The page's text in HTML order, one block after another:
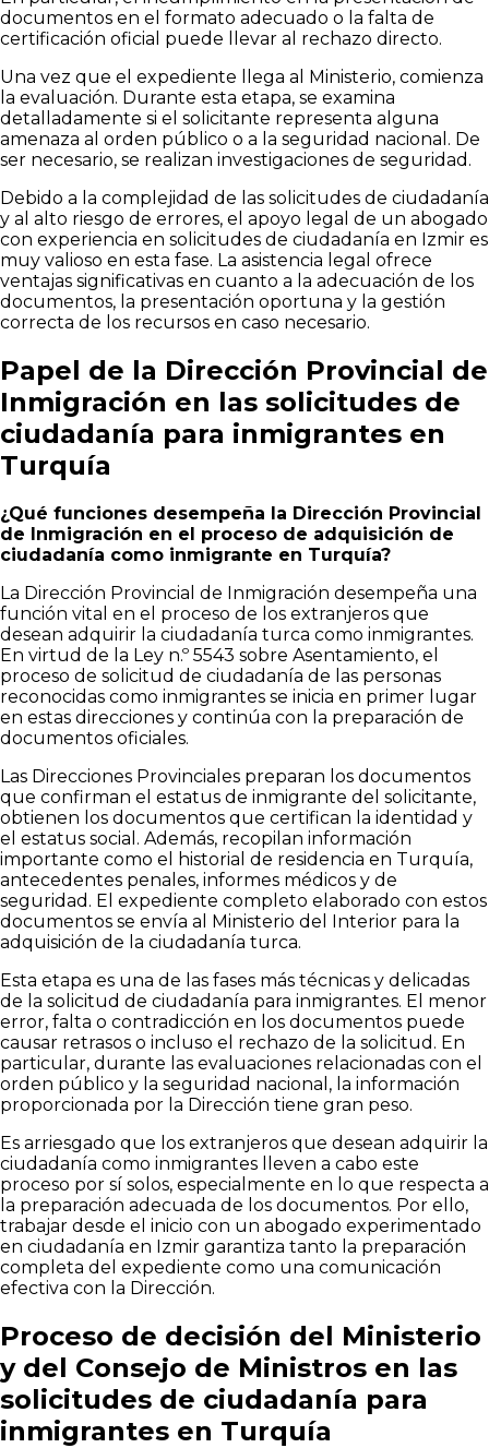
documentos en el formato adecuado o la falta de
certificación oficial puede llevar al rechazo directo.
Una vez que el expediente llega al Ministerio, comienza
la evaluación. Durante esta etapa, se examina
detalladamente si el solicitante representa alguna
amenaza al orden público o a la seguridad nacional. De
ser necesario, se realizan investigaciones de seguridad.
Debido a la complejidad de las solicitudes de ciudadanía
y al alto riesgo de errores, el apoyo legal de un abogado
con experiencia en solicitudes de ciudadanía en Izmir es
muy valioso en esta fase. La asistencia legal ofrece
ventajas significativas en cuanto a la adecuación de los
documentos, la presentación oportuna y la gestión
correcta de los recursos en caso necesario.
Papel de la Dirección Provincial de
Inmigración en las solicitudes de
ciudadanía para inmigrantes en
Turquía
¿Qué funciones desempeña la Dirección Provincial
de Inmigración en el proceso de adquisición de
ciudadanía como inmigrante en Turquía?
La Dirección Provincial de Inmigración desempeña una
función vital en el proceso de los extranjeros que
desean adquirir la ciudadanía turca como inmigrantes.
En virtud de la Ley n.º 5543 sobre Asentamiento, el
proceso de solicitud de ciudadanía de las personas
reconocidas como inmigrantes se inicia en primer lugar
en estas direcciones y continúa con la preparación de
documentos oficiales.
Las Direcciones Provinciales preparan los documentos
que confirman el estatus de inmigrante del solicitante,
obtienen los documentos que certifican la identidad y
el estatus social. Además, recopilan información
importante como el historial de residencia en Turquía,
antecedentes penales, informes médicos y de
seguridad. El expediente completo elaborado con estos
documentos se envía al Ministerio del Interior para la
adquisición de la ciudadanía turca.
Esta etapa es una de las fases más técnicas y delicadas
de la solicitud de ciudadanía para inmigrantes. El menor
error, falta o contradicción en los documentos puede
causar retrasos o incluso el rechazo de la solicitud. En
particular, durante las evaluaciones relacionadas con el
orden público y la seguridad nacional, la información
proporcionada por la Dirección tiene gran peso.
Es arriesgado que los extranjeros que desean adquirir la
ciudadanía como inmigrantes lleven a cabo este
proceso por sí solos, especialmente en lo que respecta a
la preparación adecuada de los documentos. Por ello,
trabajar desde el inicio con un abogado experimentado
en ciudadanía en Izmir garantiza tanto la preparación
completa del expediente como una comunicación
efectiva con la Dirección.
Proceso de decisión del Ministerio
y del Consejo de Ministros en las
solicitudes de ciudadanía para
inmigrantes en Turquía